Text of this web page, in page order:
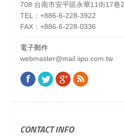
708 台南市安平區永華11街17巷
TEL：+886-6-228-3922
FAX：+886-6-228-0336
電子郵件
webmaster@mail.iipo.com.tw
Find us on:
Facebook
TwitterGoogle+
Rss
CONTACT INFO